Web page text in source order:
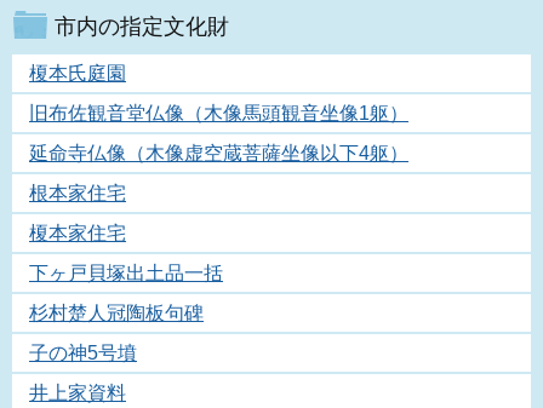
市内の指定文化財
榎本氏庭園
旧布佐観音堂仏像（木像馬頭観音坐像1躯）
延命寺仏像（木像虚空蔵菩薩坐像以下4躯）
根本家住宅
榎本家住宅
下ヶ戸貝塚出土品一括
杉村楚人冠陶板句碑
子の神5号墳
井上家資料